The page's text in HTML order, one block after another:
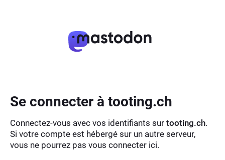
Se connecter à tooting.ch
Connectez-vous avec vos identifiants sur tooting.ch.
Si votre compte est hébergé sur un autre serveur,
vous ne pourrez pas vous connecter ici.